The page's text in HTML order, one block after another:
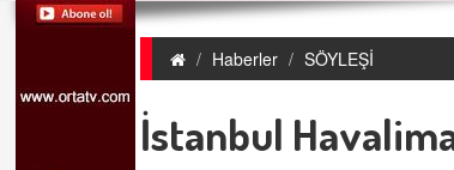
Haberler SÖYLEŞİ
İstanbul